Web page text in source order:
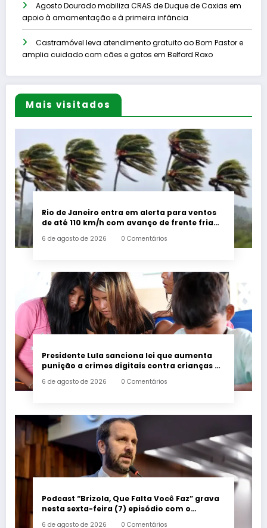
Agosto Dourado mobiliza CRAS de Duque de Caxias em
apoio à amamentação e à primeira infância
Castramóvel leva atendimento gratuito ao Bom Pastor e
amplia cuidado com cães e gatos em Belford Roxo
Mais visitados
Rio de Janeiro entra em alerta para ventos
de até 110 km/h com avanço de frente fria
6 de agosto de 2026 0 Comentários
Presidente Lula sanciona lei que aumenta
punição a crimes digitais contra crianças é
6 de agosto de 2026 0 Comentários
Podcast “Brizola, Que Falta Você Faz” grava
nesta sexta-feira (7) episódio com o
6 de agosto de 2026 0 Comentários